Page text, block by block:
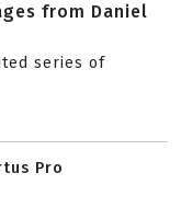
from Daniel
series of
Pro